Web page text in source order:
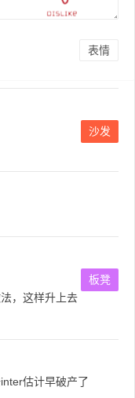
表情
沙发
板凳
，这样升上去
估计早破产了